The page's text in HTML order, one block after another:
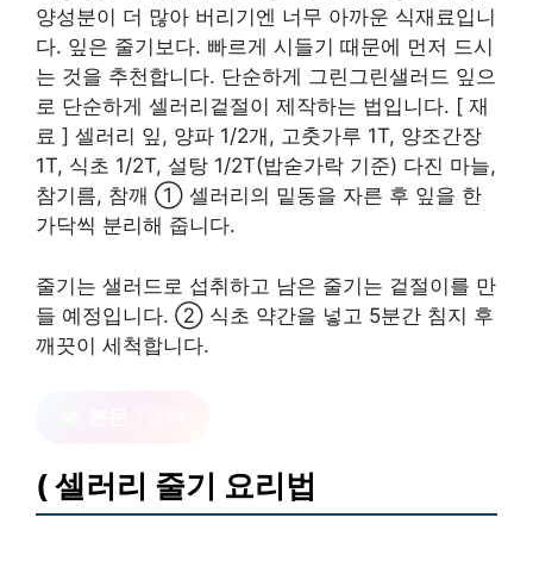
양성분이 더 많아 버리기엔 너무 아까운 식재료입니
다. 잎은 줄기보다. 빠르게 시들기 때문에 먼저 드시
는 것을 추천합니다. 단순하게 그린그린샐러드 잎으
로 단순하게 셀러리겉절이 제작하는 법입니다. [ 재
료 ] 셀러리 잎, 양파 1/2개, 고춧가루 1T, 양조간장
1T, 식초 1/2T, 설탕 1/2T(밥숟가락 기준) 다진 마늘,
참기름, 참깨 ① 셀러리의 밑동을 자른 후 잎을 한
가닥씩 분리해 줍니다.
줄기는 샐러드로 섭취하고 남은 줄기는 겉절이를 만
들 예정입니다. ② 식초 약간을 넣고 5분간 침지 후
깨끗이 세척합니다.
( 셀러리 줄기 요리법